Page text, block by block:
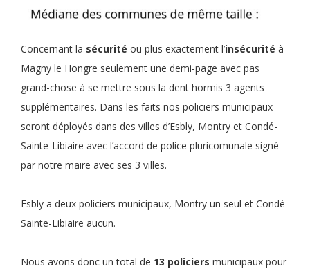
Concernant la sécurité ou plus exactement l’insécurité à
Magny le Hongre seulement une demi-page avec pas
grand-chose à se mettre sous la dent hormis 3 agents
supplémentaires. Dans les faits nos policiers municipaux
seront déployés dans des villes d’Esbly, Montry et Condé-
Sainte-Libiaire avec l’accord de police pluricomunale signé
par notre maire avec ses 3 villes.
Esbly a deux policiers municipaux, Montry un seul et Condé-
Sainte-Libiaire aucun.
Nous avons donc un total de 13 policiers municipaux pour